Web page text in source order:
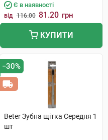
Є в наявності
від 116.00 81.20 грн
КУПИТИ
−30%
Beter Зубна щітка Середня 1
шт